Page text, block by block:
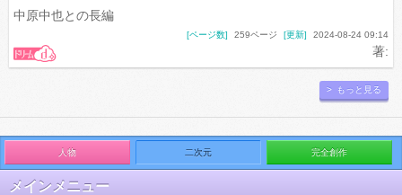
中原中也との長編
著:
[ページ数] 259ページ [更新] 2024-08-24 09:14
> もっと見る
人物 二次元 完全創作
メインメニュー